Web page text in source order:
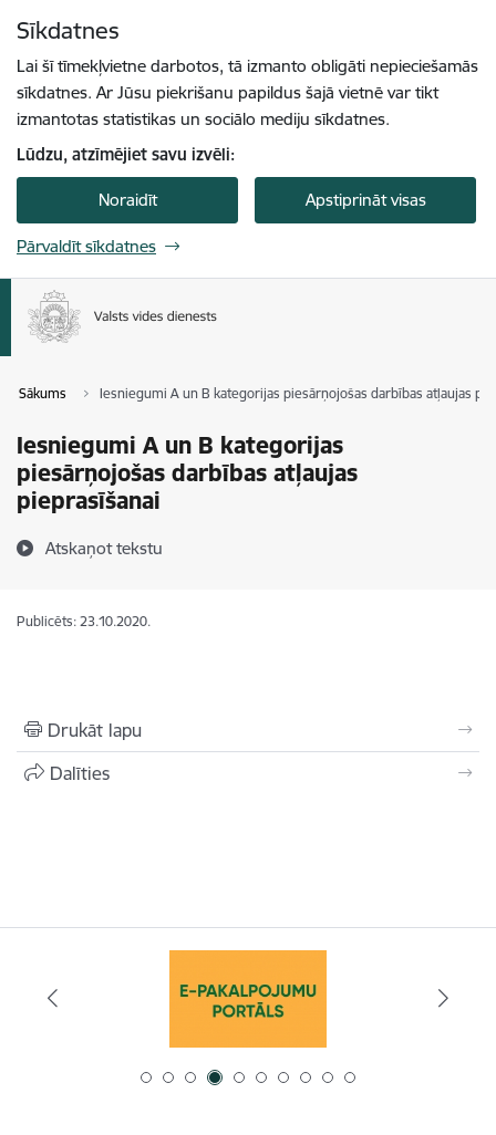
Sīkdatnes
Lai šī tīmekļvietne darbotos, tā izmanto obligāti nepieciešamās
sīkdatnes. Ar Jūsu piekrišanu papildus šajā vietnē var tikt
izmantotas statistikas un sociālo mediju sīkdatnes.
Lūdzu, atzīmējiet savu izvēli:
Noraidīt Apstiprināt visas
Pārvaldīt sīkdatnes
Sākums Iesniegumi A un B kategorijas piesārņojošas darbības atļaujas
Iesniegumi A un B kategorijas
piesārņojošas darbības atļaujas
pieprasīšanai
Atskaņot tekstu
Publicēts: 23.10.2020.
Drukāt lapu
Dalīties